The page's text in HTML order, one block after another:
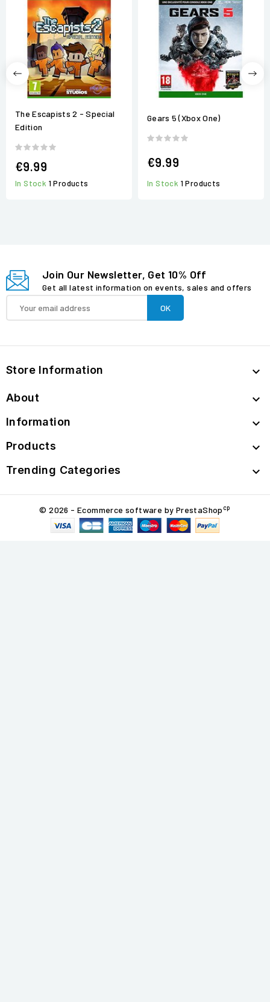
The Escapists 2 - Special
Edition
€9.99
In Stock 1 Products
Gears 5 (Xbox One)
€9.99
In Stock 1 Products
Join Our Newsletter, Get 10% Off
Get all latest information on events, sales and offers
Store Information 
About 
Information 
Products 
Trending Categories 
© 2026 - Ecommerce software by PrestaShop cp